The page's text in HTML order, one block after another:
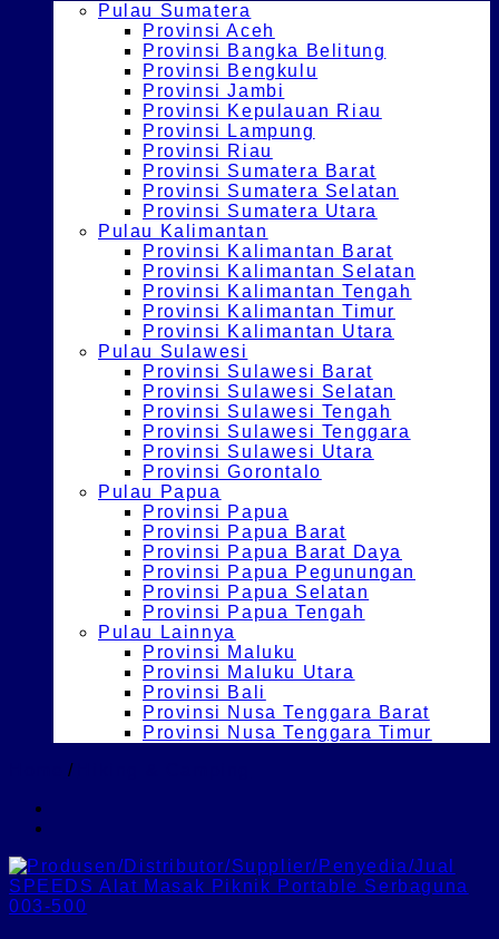
Pulau Sumatera
Provinsi Aceh
Provinsi Bangka Belitung
Provinsi Bengkulu
Provinsi Jambi
Provinsi Kepulauan Riau
Provinsi Lampung
Provinsi Riau
Provinsi Sumatera Barat
Provinsi Sumatera Selatan
Provinsi Sumatera Utara
Pulau Kalimantan
Provinsi Kalimantan Barat
Provinsi Kalimantan Selatan
Provinsi Kalimantan Tengah
Provinsi Kalimantan Timur
Provinsi Kalimantan Utara
Pulau Sulawesi
Provinsi Sulawesi Barat
Provinsi Sulawesi Selatan
Provinsi Sulawesi Tengah
Provinsi Sulawesi Tenggara
Provinsi Sulawesi Utara
Provinsi Gorontalo
Pulau Papua
Provinsi Papua
Provinsi Papua Barat
Provinsi Papua Barat Daya
Provinsi Papua Pegunungan
Provinsi Papua Selatan
Provinsi Papua Tengah
Pulau Lainnya
Provinsi Maluku
Provinsi Maluku Utara
Provinsi Bali
Provinsi Nusa Tenggara Barat
Provinsi Nusa Tenggara Timur
/